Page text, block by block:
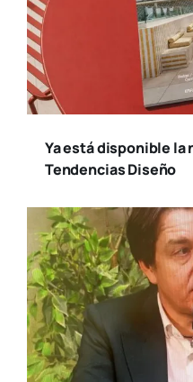
Ya está disponible la
Tendencias Diseño